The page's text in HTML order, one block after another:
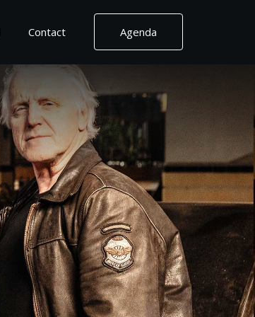
Contact
Contactgegevens
Routebeschrijving
Vrienden van
Contact Agenda